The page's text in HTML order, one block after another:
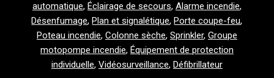
automatique, Éclairage de secours, Alarme incendie,
Désenfumage,Plan et signalétique,Porte coupe-feu,
Poteau incendie, Colonne sèche, Sprinkler, Groupe
motopompe incendie, Équipement de protection
individuelle, Vidéosurveillance, Défibrillateur